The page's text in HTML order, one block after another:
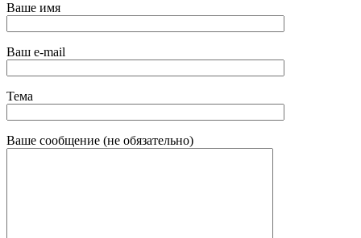
Ваше имя
Ваш e-mail
Тема
Ваше сообщение (не обязательно)